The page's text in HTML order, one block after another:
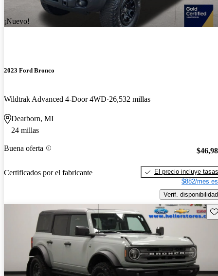
¡Nuevo!
2023 Ford Bronco
Wildtrak Advanced 4-Door 4WD 26,532 millas
Dearborn, MI
24 millas
Buena oferta
Certificados por el fabricante
El precio incluye tasas
$882/mes
Verif. disponibilidad